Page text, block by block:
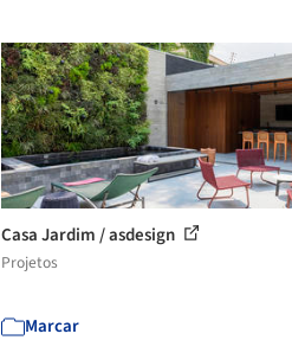
Casa Jardim / asdesign
Projetos
Marcar